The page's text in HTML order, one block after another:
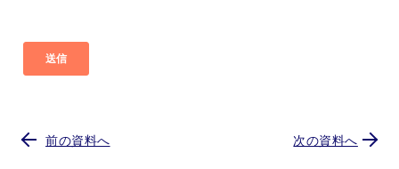
前の資料へ 次の資料へ